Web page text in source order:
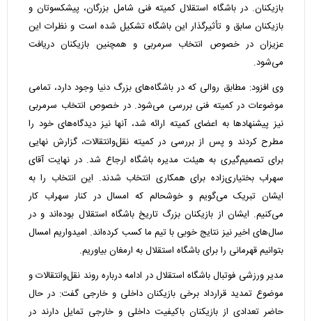
بازیکنان. در باشگاه استقلال کمیته فنی شامل بزرگان، پیشکسوتان و
بازیکنان سابق و تأثیرگذار این باشگاه تشکیل شده است و نظرات این
عزیزان در خصوص انتخاب سرمربی و همچنین بازیکنان دریافت
می‌شود.
وی افزود: مطابق روالی که در باشگاه‌های بزرگ دنیا وجود دارد، تمامی
موضوعات در کمیته فنی بررسی می‌شود. در خصوص انتخاب سرمربی
نیز پیشنهادها به اعضای کمیته ارائه شد، آنها نیز دیدگاه‌های خود را
مطرح کردند و پس از بررسی در کمیته نقل‌وانتقالات، گزارش نهایی
برای تصمیم‌گیری به هیئت‌ مدیره باشگاه ارجاع شد. در نهایت آقای
سهراب بختیاری‌زاده برای همکاری انتخاب شدند. این انتخاب را به
ایشان تبریک می‌گویم و خوشحالم که امسال در کنار سهراب کار
می‌کنیم. ایشان از بازیکنان بزرگ تاریخ باشگاه استقلال بوده‌اند و در
سال‌های اخیر نیز نتایج خوبی با تیم ما کسب کرده‌اند. امیدواریم امسال
بتوانیم قهرمانی را برای باشگاه استقلال به ارمغان بیاوریم.
مدیر ورزشی فوتبال باشگاه استقلال در ادامه درباره روند نقل‌وانتقالات و
موضوع تمدید قرارداد برخی بازیکنان داخلی و خارجی گفت: در حال
حاضر تعدادی از بازیکنان باکیفیت داخلی و خارجی تمایل دارند در